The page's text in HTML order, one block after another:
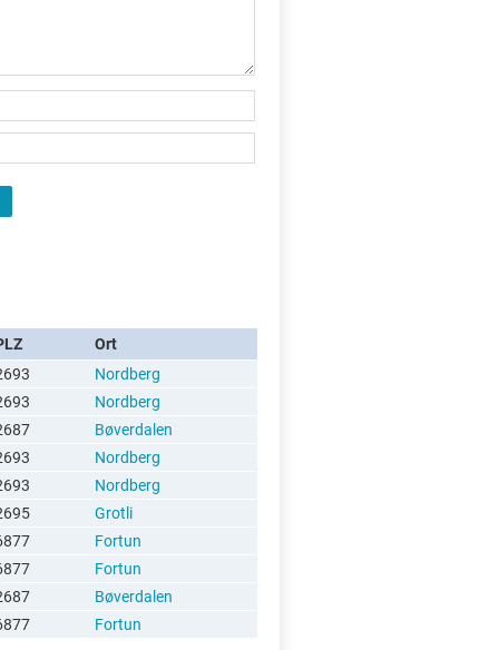
Ort
Nordberg
Nordberg
Bøverdalen
Nordberg
Nordberg
Grotli
Fortun
Fortun
Bøverdalen
Fortun